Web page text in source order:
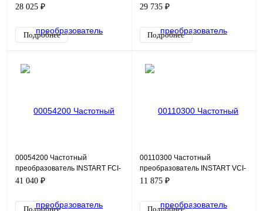
G1.5-2B, 220В, 1,5кВт, 7А
28 025 ₽
Подробнее
G1.5-4B, 380В, 1,5кВт, 3,7А
29 735 ₽
Подробнее
00054200 Частотный
преобразователь INSTART FCI-
G1.5-4B, 380В, 1,5кВт, 3,7А
41 040 ₽
Подробнее
00110300 Частотный
преобразователь INSTART VCI-
G1.5-2B, 220В, 1,5кВт, 7А
11 875 ₽
Подробнее